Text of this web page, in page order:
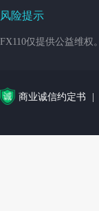
风险提示
FX110仅提供公益维权
商业诚信约定书